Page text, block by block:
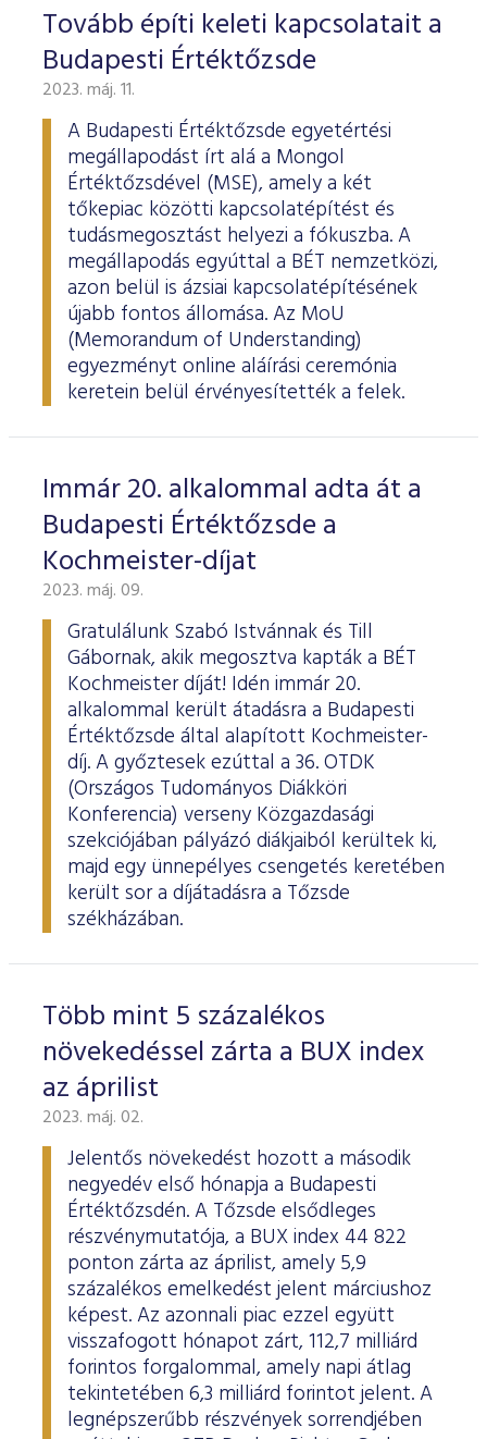
ESG Útmutató
Tovább építi keleti kapcsolatait a
Budapesti Értéktőzsde
2023. máj. 11.
A Budapesti Értéktőzsde egyetértési
megállapodást írt alá a Mongol
Értéktőzsdével (MSE), amely a két
tőkepiac közötti kapcsolatépítést és
tudásmegosztást helyezi a fókuszba. A
megállapodás egyúttal a BÉT nemzetközi,
azon belül is ázsiai kapcsolatépítésének
újabb fontos állomása. Az MoU
(Memorandum of Understanding)
egyezményt online aláírási ceremónia
keretein belül érvényesítették a felek.
Immár 20. alkalommal adta át a
Budapesti Értéktőzsde a
Kochmeister-díjat
2023. máj. 09.
Gratulálunk Szabó Istvánnak és Till
Gábornak, akik megosztva kapták a BÉT
Kochmeister díját! Idén immár 20.
alkalommal került átadásra a Budapesti
Értéktőzsde által alapított Kochmeister-
díj. A győztesek ezúttal a 36. OTDK
(Országos Tudományos Diákköri
Konferencia) verseny Közgazdasági
szekciójában pályázó diákjaiból kerültek ki,
majd egy ünnepélyes csengetés keretében
került sor a díjátadásra a Tőzsde
székházában.
Több mint 5 százalékos
növekedéssel zárta a BUX index
az áprilist
2023. máj. 02.
Jelentős növekedést hozott a második
negyedév első hónapja a Budapesti
Értéktőzsdén. A Tőzsde elsődleges
részvénymutatója, a BUX index 44 822
ponton zárta az áprilist, amely 5,9
százalékos emelkedést jelent márciushoz
képest. Az azonnali piac ezzel együtt
visszafogott hónapot zárt, 112,7 milliárd
forintos forgalommal, amely napi átlag
tekintetében 6,3 milliárd forintot jelent. A
legnépszerűbb részvények sorrendjében